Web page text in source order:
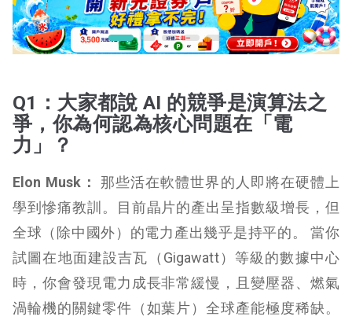
Q1：大家都說 AI 的競爭是演算法之
爭，你為何認為核心問題在「電
力」？
Elon Musk：
那些活在軟體世界的人即將在硬體上
學到慘痛教訓。目前晶片的產出呈指數級增長，但
全球（除中國外）的電力產出幾乎是持平的。 當你
試圖在地面建設吉瓦（Gigawatt）等級的數據中心
時，你會發現電力成長非常緩慢，且變壓器、燃氣
渦輪機的關鍵零件（如葉片）全球產能極度稀缺。